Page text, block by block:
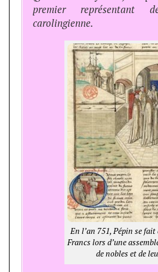
premier représentant
carolingienne.
En l’an 751, Pépin se
Francs lors d’une
de nobles et de